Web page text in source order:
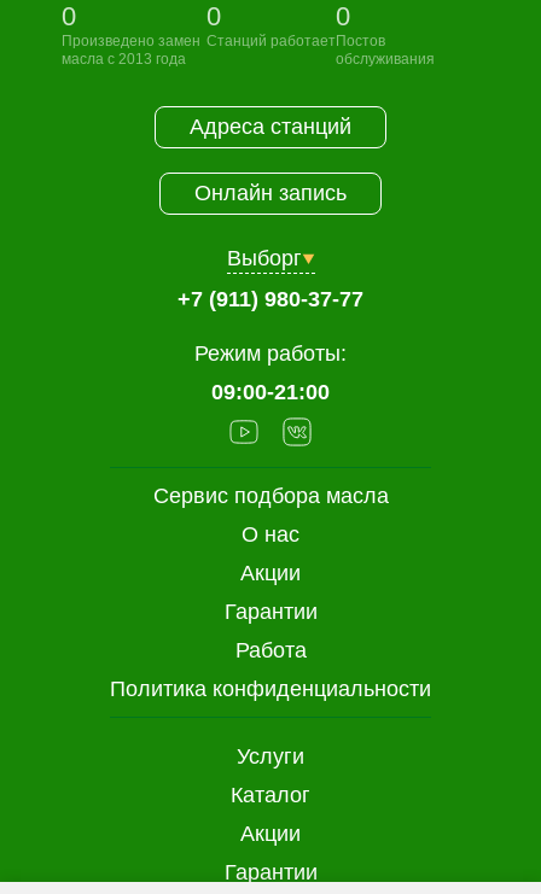
0
Произведено замен
масла с 2013 года
0
Станций работает
0
Постов
обслуживания
Услуги
Каталог
Акции
Гарантии
Сервис подбора масла
О нас
Акции
Гарантии
Работа
Политика конфиденциальности
Адреса станций
Онлайн запись
Выборг
+7 (911) 980-37-77
Режим работы:
09:00-21:00